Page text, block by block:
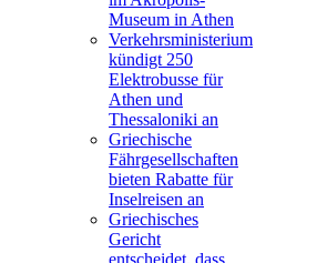
Museum in Athen
Verkehrsministerium
kündigt 250
Elektrobusse für
Athen und
Thessaloniki an
Griechische
Fährgesellschaften
bieten Rabatte für
Inselreisen an
Griechisches
Gericht
entscheidet, dass